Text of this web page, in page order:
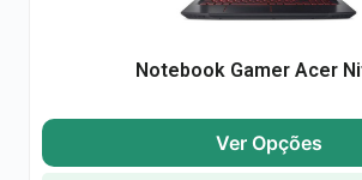
Notebook Gamer Acer
Ver Opções